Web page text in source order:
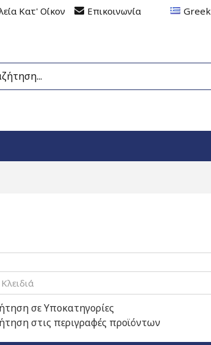
Κατ' Οίκον Επικοινωνία Greek
σε Υποκατηγορίες
στις περιγραφές προϊόντων